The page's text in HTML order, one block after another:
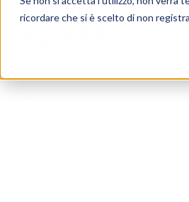
ricordare che si è scelto di non